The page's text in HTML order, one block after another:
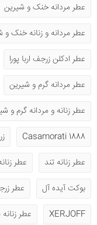
عطر مردانه خنک و شیرین
عطر مردانه و زنانه خنک و
عطر ادکلن زرجف اربا پورا
عطر مردانه گرم و شیرین
عطر زنانه و مردانه گرم و
1888 Casamorati
عطر زنانه تند
عطر
بوکت آیده آل
عطر
XERJOFF
عطر